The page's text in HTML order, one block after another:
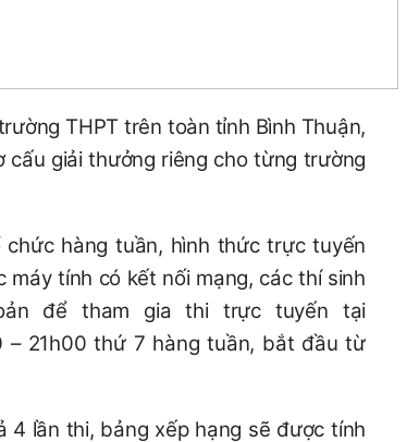
THPT trên toàn tỉnh Bình Thuận,
giải thưởng riêng cho từng trường
hàng tuần, hình thức trực tuyến
tính có kết nối mạng, các thí sinh
để tham gia thi trực tuyến tại
– 21h00 thứ 7 hàng tuần, bắt đầu từ
4 lần thi, bảng xếp hạng sẽ được tính